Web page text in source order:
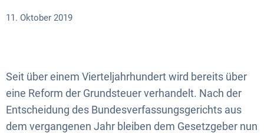
11. Oktober 2019
Seit über einem Vierteljahrhundert wird bereits über
eine Reform der Grundsteuer verhandelt. Nach der
Entscheidung des Bundesverfassungsgerichts aus
dem vergangenen Jahr bleiben dem Gesetzgeber nun